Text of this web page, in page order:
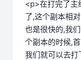
<p>在打完了主
了,这个副本相
也是很快的,我
个副本的时候,
我们就可以去